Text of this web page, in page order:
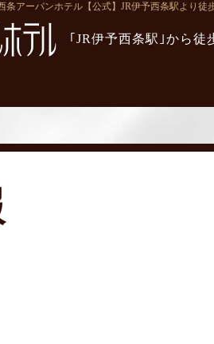
アーバンホテル【公式】JR伊予西条駅より徒
｢JR伊予西条駅｣から徒